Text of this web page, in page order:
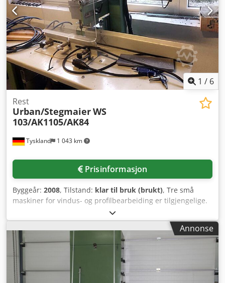
1 / 6
Tyskland 1 043 km
Rest
Urban/StegmaierWS
103/AK1105/AK84
Prisinformasjon
Byggeår: 2008, Tilstand: klar til bruk (brukt), Tre små
maskiner for vindus- og profilbearbeiding er tilgjengelige.
1) Vannhullfres Urban WS 103, produksjonsår: 2008. 2)
Enkelt-hodesveisemaskin Urban AKS 1105 med ny sylinder.
3) Lav terskel Stegmaier AK 84 for karmrammer,
produksjonsår: 1984. Inspeksjon på stedet er mulig.
Separat salg mulig. Dwsdpfx Aaswwvwyovsa
Annonse